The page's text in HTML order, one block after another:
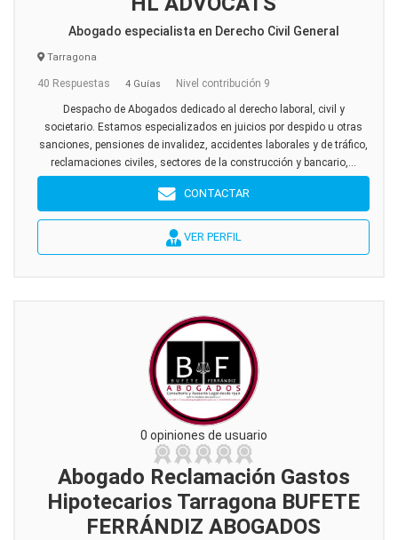
Abogado especialista en Derecho Civil General
Tarragona
40 Respuestas 4 Guías Nivel contribución 9
Despacho de Abogados dedicado al derecho laboral, civil y
societario. Estamos especializados en juicios por despido u otras
sanciones, pensiones de invalidez, accidentes laborales y de tráfico,
reclamaciones civiles, sectores de la construcción y bancario,...
CONTACTAR
VER PERFIL
0 opiniones de usuario
Abogado Reclamación Gastos
Hipotecarios Tarragona BUFETE
FERRÁNDIZ ABOGADOS